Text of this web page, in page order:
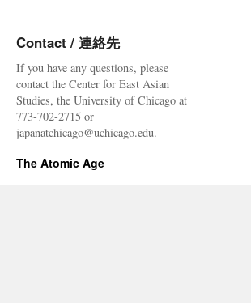
Contact / 連絡先
If you have any questions, please
contact the Center for East Asian
Studies, the University of Chicago at
773-702-2715 or
japanatchicago@uchicago.edu.
The Atomic Age